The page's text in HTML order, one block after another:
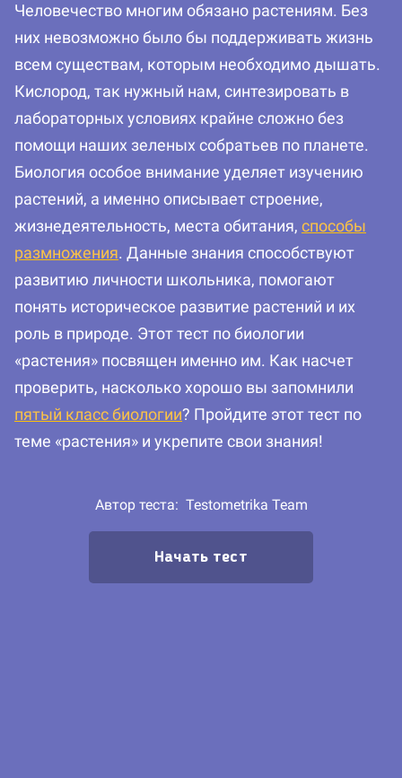
Человечество многим обязано растениям. Без
них невозможно было бы поддерживать жизнь
всем существам, которым необходимо дышать.
Кислород, так нужный нам, синтезировать в
лабораторных условиях крайне сложно без
помощи наших зеленых собратьев по планете.
Биология особое внимание уделяет изучению
растений, а именно описывает строение,
жизнедеятельность, места обитания, способы
размножения. Данные знания способствуют
развитию личности школьника, помогают
понять историческое развитие растений и их
роль в природе. Этот тест по биологии
«растения» посвящен именно им. Как насчет
проверить, насколько хорошо вы запомнили
пятый класс биологии? Пройдите этот тест по
теме «растения» и укрепите свои знания!
Автор теста: Testometrika Team
Начать тест